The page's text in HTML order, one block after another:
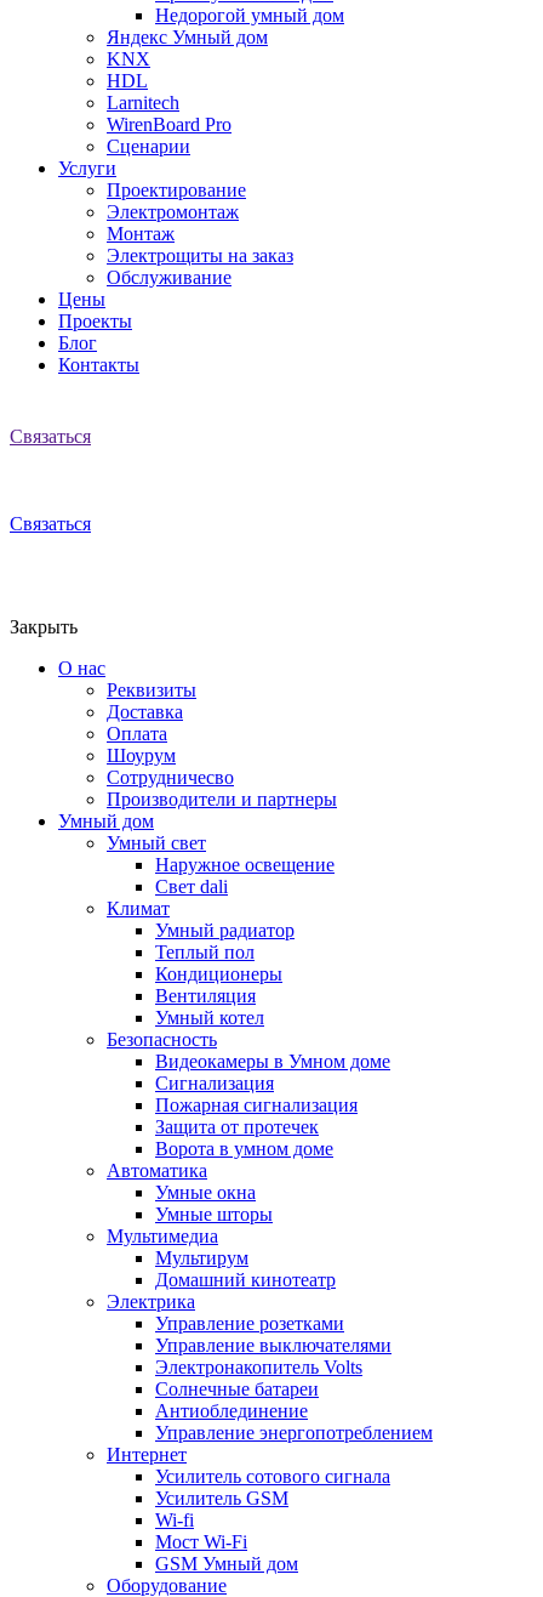
Недорогой умный дом
Яндекс Умный дом
KNX
HDL
Larnitech
WirenBoard Pro
Сценарии
Услуги
Проектирование
Электромонтаж
Монтаж
Электрощиты на заказ
Обслуживание
Цены
Проекты
Блог
Контакты
Связаться
Связаться
Закрыть
О нас
Реквизиты
Доставка
Оплата
Шоурум
Сотрудничесво
Производители и партнеры
Умный дом
Умный свет
Наружное освещение
Свет dali
Климат
Умный радиатор
Теплый пол
Кондиционеры
Вентиляция
Умный котел
Безопасность
Видеокамеры в Умном доме
Сигнализация
Пожарная сигнализация
Защита от протечек
Ворота в умном доме
Автоматика
Умные окна
Умные шторы
Мультимедиа
Мультирум
Домашний кинотеатр
Электрика
Управление розетками
Управление выключателями
Электронакопитель Volts
Солнечные батареи
Антиоблединение
Управление энергопотреблением
Интернет
Усилитель сотового сигнала
Усилитель GSM
Wi-fi
Мост Wi-Fi
GSM Умный дом
Оборудование